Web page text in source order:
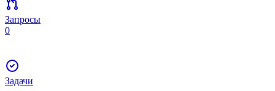
Запросы
0
Задачи